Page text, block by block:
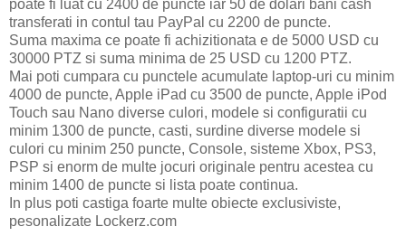
poate fi luat cu 2400 de puncte iar 50 de dolari bani cash
transferati in contul tau PayPal cu 2200 de puncte.
Suma maxima ce poate fi achizitionata e de 5000 USD cu
30000 PTZ si suma minima de 25 USD cu 1200 PTZ.
Mai poti cumpara cu punctele acumulate laptop-uri cu minim
4000 de puncte, Apple iPad cu 3500 de puncte, Apple iPod
Touch sau Nano diverse culori, modele si configuratii cu
minim 1300 de puncte, casti, surdine diverse modele si
culori cu minim 250 puncte, Console, sisteme Xbox, PS3,
PSP si enorm de multe jocuri originale pentru acestea cu
minim 1400 de puncte si lista poate continua.
In plus poti castiga foarte multe obiecte exclusiviste,
pesonalizate Lockerz.com